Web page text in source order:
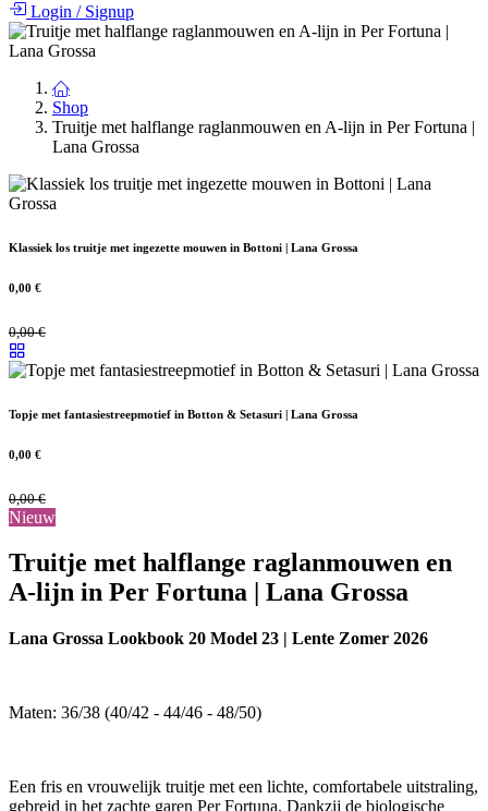
Login /Signup
Shop
Truitje met halflange raglanmouwen en A-lijn in Per Fortuna |
Lana Grossa
Klassiek los truitje met ingezette mouwen in Bottoni | Lana Grossa
0,00 €
0,00€
Topje met fantasiestreepmotief in Botton & Setasuri | Lana Grossa
0,00 €
0,00€
Nieuw
Truitje met halflange raglanmouwen en
A-lijn in Per Fortuna | Lana Grossa
Lana Grossa Lookbook 20 Model 23 | Lente Zomer 2026
Maten: 36/38 (40/42 - 44/46 - 48/50)
Een fris en vrouwelijk truitje met een lichte, comfortabele uitstraling,
gebreid in het zachte garen Per Fortuna. Dankzij de biologische